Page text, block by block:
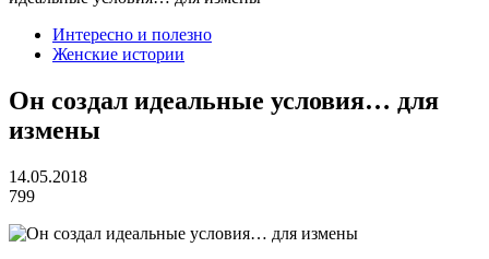
Интересно и полезно
Женские истории
Он создал идеальные условия… для
измены
14.05.2018
799